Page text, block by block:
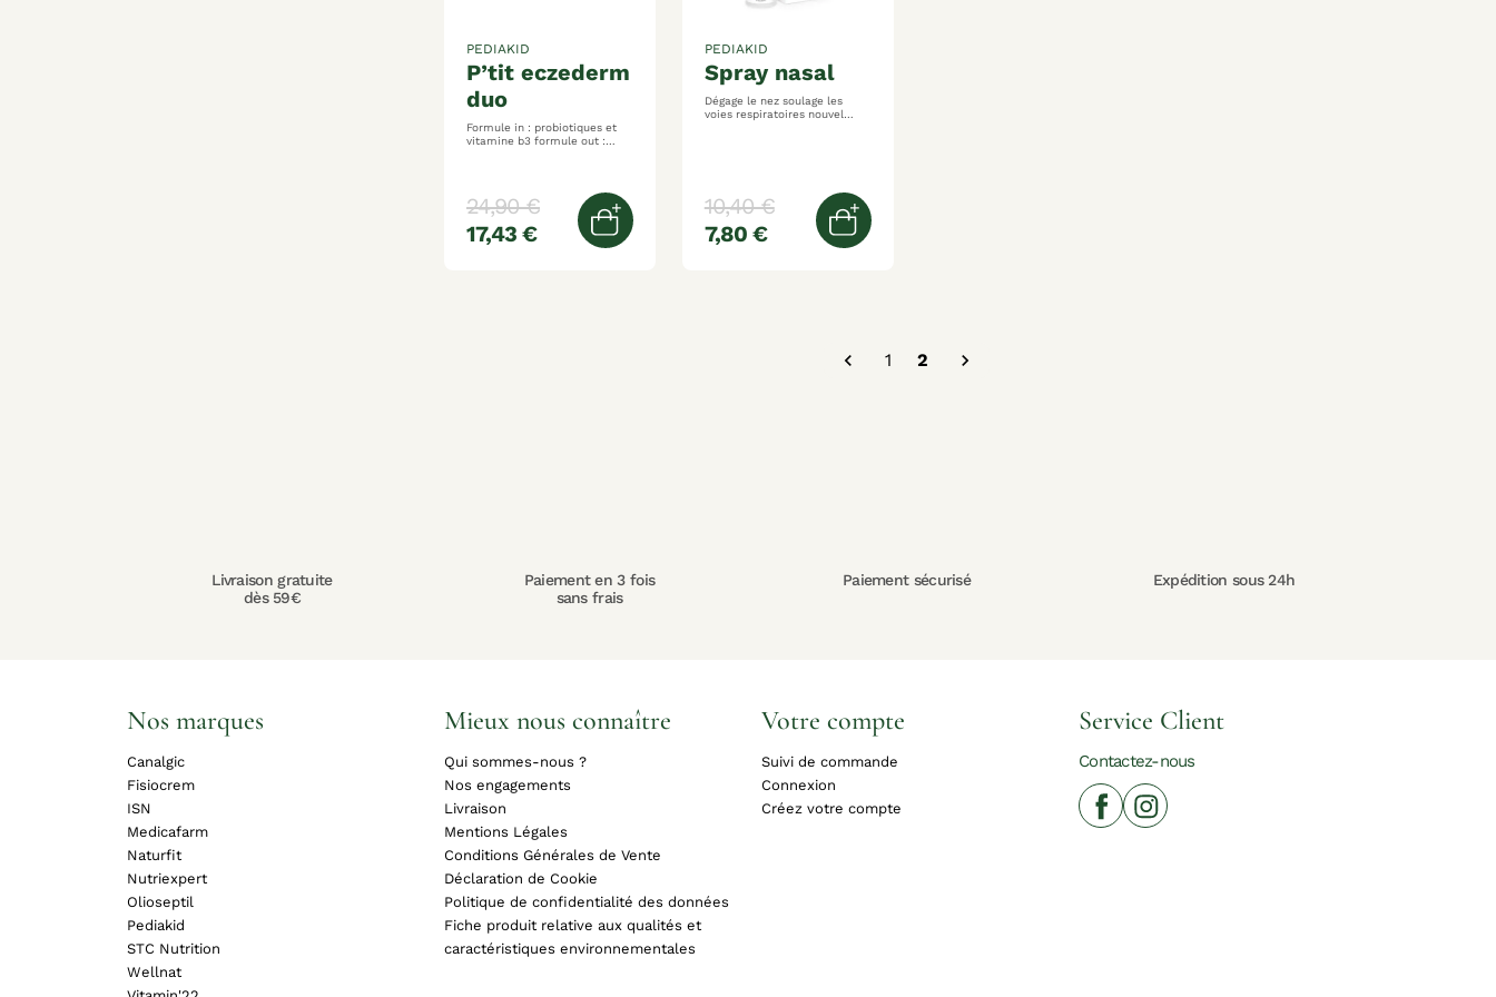
p’tit eczederm
duo
PEDIAKID
Formule in : probiotiques et
vitamine b3 formule out :
24,90 €
17,43 €
Ajouter au panier
spray nasal
PEDIAKID
Dégage le nez soulage les
voies respiratoires nouvel
10,40 €
7,80 €
Ajouter au panier
 1 2 
Livraison gratuite
dès 59€
Paiement en 3 fois
sans frais
Paiement sécurisé Expédition sous 24h
Nos marques
Canalgic
Fisiocrem
ISN
Medicafarm
Naturfit
Nutriexpert
Olioseptil
Pediakid
STC Nutrition
Wellnat
Mieux nous connaître
Qui sommes-nous ?
Nos engagements
Livraison
Mentions Légales
Conditions Générales de Vente
Déclaration de Cookie
Politique de confidentialité des données
Fiche produit relative aux qualités et
caractéristiques environnementales
Votre compte
Suivi de commande
Connexion
Créez votre compte
Service Client
Contactez-nous